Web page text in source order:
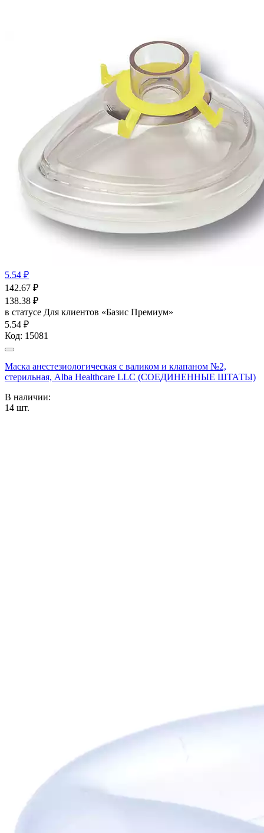
5.54 ₽
142.67 ₽
138.38 ₽
в статусе Для клиентов «Базис Премиум»
5.54 ₽
Код: 15081
Маска анестезиологическая с валиком и клапаном №2,
стерильная, Alba Healthcare LLC (СОЕДИНЕННЫЕ ШТАТЫ)
В наличии:
14 шт.